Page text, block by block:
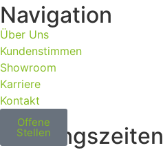
Navigation
Über Uns
Kundenstimmen
Showroom
Karriere
Kontakt
Offene
Stellen
Öffnungszeiten